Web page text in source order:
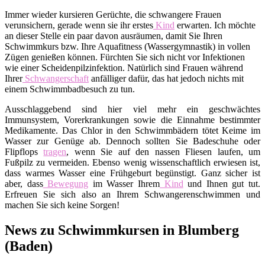
Immer wieder kursieren Gerüchte, die schwangere Frauen
verunsichern, gerade wenn sie ihr erstes Kind erwarten. Ich möchte
an dieser Stelle ein paar davon ausräumen, damit Sie Ihren
Schwimmkurs bzw. Ihre Aquafitness (Wassergymnastik) in vollen
Zügen genießen können. Fürchten Sie sich nicht vor Infektionen
wie einer Scheidenpilzinfektion. Natürlich sind Frauen während
IhrerSchwangerschaft anfälliger dafür, das hat jedoch nichts mit
einem Schwimmbadbesuch zu tun.
Ausschlaggebend sind hier viel mehr ein geschwächtes
Immunsystem, Vorerkrankungen sowie die Einnahme bestimmter
Medikamente. Das Chlor in den Schwimmbädern tötet Keime im
Wasser zur Genüge ab. Dennoch sollten Sie Badeschuhe oder
Flipflopstragen, wenn Sie auf den nassen Fliesen laufen, um
Fußpilz zu vermeiden. Ebenso wenig wissenschaftlich erwiesen ist,
dass warmes Wasser eine Frühgeburt begünstigt. Ganz sicher ist
aber, dassBewegung im Wasser Ihrem Kind und Ihnen gut tut.
Erfreuen Sie sich also an Ihrem Schwangerenschwimmen und
machen Sie sich keine Sorgen!
News zu Schwimmkursen in Blumberg
(Baden)